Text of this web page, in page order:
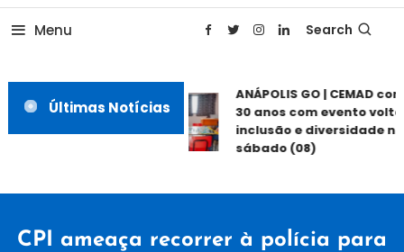
Menu Search
Últimas Notícias
ANÁPOLIS GO | CEMAD
30 anos com evento
inclusão e diversidade
sábado (08)
CPI ameaça recorrer à polícia para